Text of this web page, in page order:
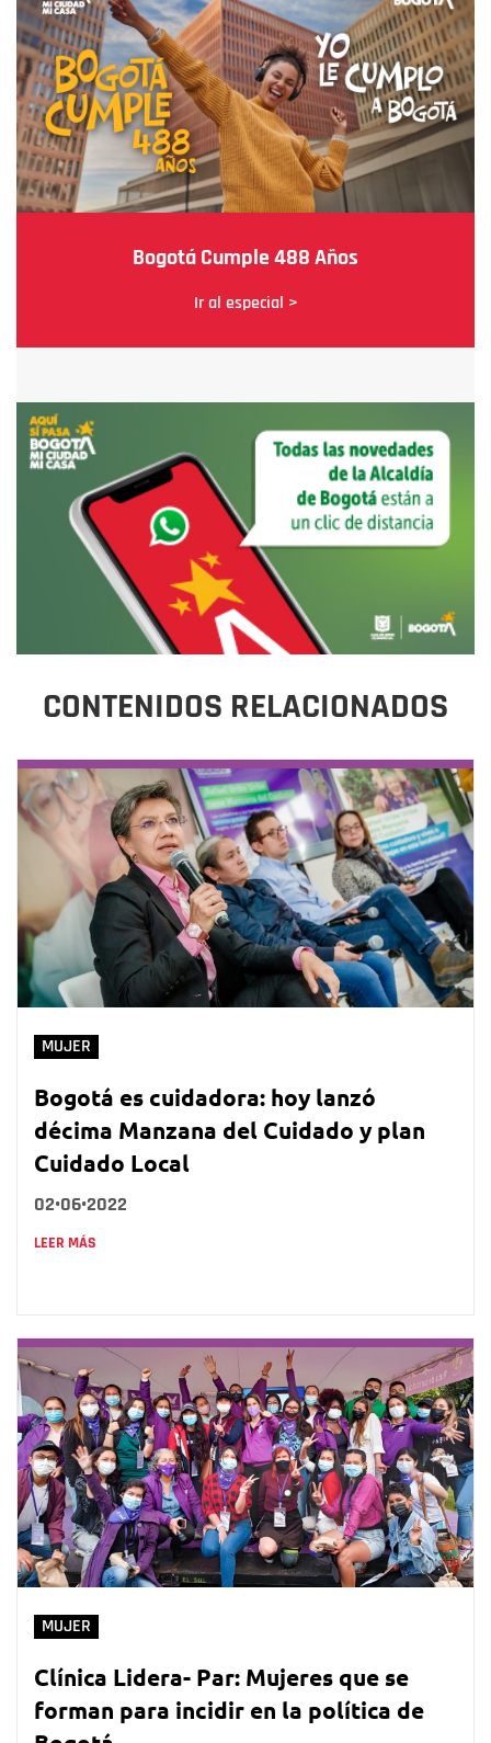
Bogotá Cumple 488 Años
Ir al especial >
CONTENIDOS RELACIONADOS
MUJER
Bogotá es cuidadora: hoy lanzó
décima Manzana del Cuidado y plan
Cuidado Local
02•06•2022
LEER MÁS
MUJER
Clínica Lidera- Par: Mujeres que se
forman para incidir en la política de